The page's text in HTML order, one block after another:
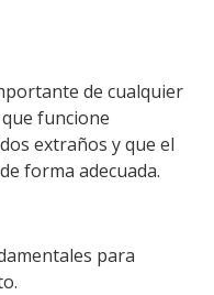
de cualquier
funcione
extraños y que el
forma adecuada.
para